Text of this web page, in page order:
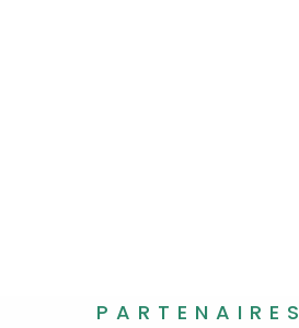
PARTENAIRES